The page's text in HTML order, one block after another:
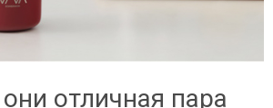
отличная пара